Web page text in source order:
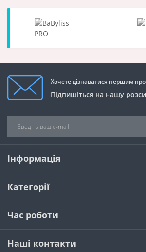
Хочете дізнаватися першим про
Підпишіться на нашу
Інформація
Категорії
Час роботи
Наші контакти